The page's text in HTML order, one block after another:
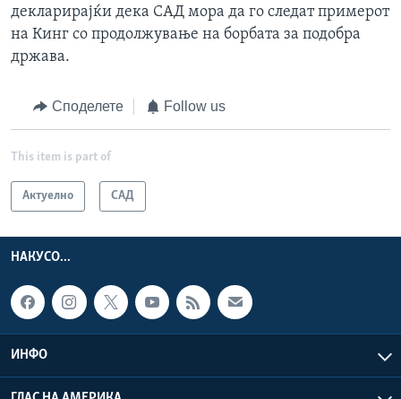
декларирајќи дека САД мора да го следат примерот
на Кинг со продолжување на борбата за подобра
држава.
Споделете Follow us
This item is part of
Актуелно САД
НАКУСО...
ИНФО